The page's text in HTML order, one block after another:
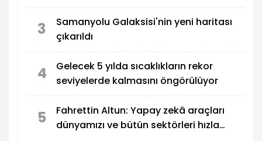
3
Samanyolu Galaksisi'nin yeni haritası
çıkarıldı
4
Gelecek 5 yılda sıcaklıkların rekor
seviyelerde kalmasını öngörülüyor
5
Fahrettin Altun: Yapay zekâ araçları
dünyamızı ve bütün sektörleri hızla